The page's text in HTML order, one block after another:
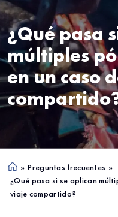
¿Qué pasa
múltiples
en un caso
Ho
me
» Preguntas frecuentes »
¿Qué pasa si se aplican
viaje compartido?